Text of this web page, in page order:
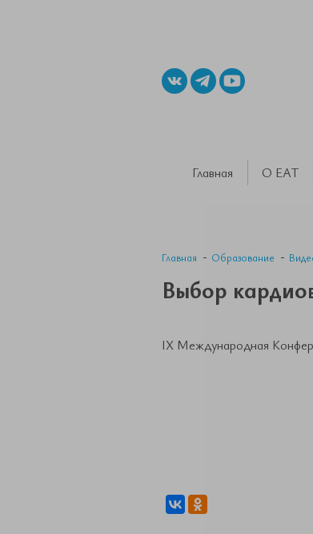
Главная О ЕАТ
Главная Образование
Выбор
IX Международная